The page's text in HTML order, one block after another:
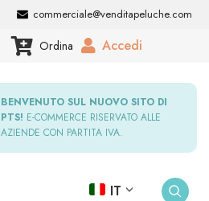
commerciale@venditapeluche.com
Ordina Accedi
BENVENUTO SUL NUOVO SITO DI
PTS! E-COMMERCE RISERVATO ALLE
AZIENDE CON PARTITA IVA.
IT